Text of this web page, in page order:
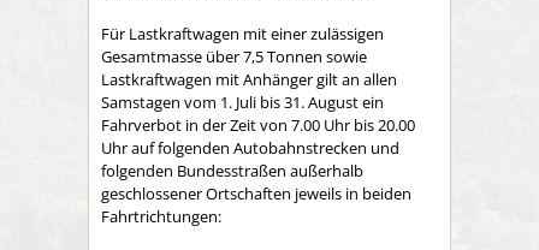
Für Lastkraftwagen mit einer zulässigen
Gesamtmasse über 7,5 Tonnen sowie
Lastkraftwagen mit Anhänger gilt an allen
Samstagen vom 1. Juli bis 31. August ein
Fahrverbot in der Zeit von 7.00 Uhr bis 20.00
Uhr auf folgenden Autobahnstrecken und
folgenden Bundesstraßen außerhalb
geschlossener Ortschaften jeweils in beiden
Fahrtrichtungen: